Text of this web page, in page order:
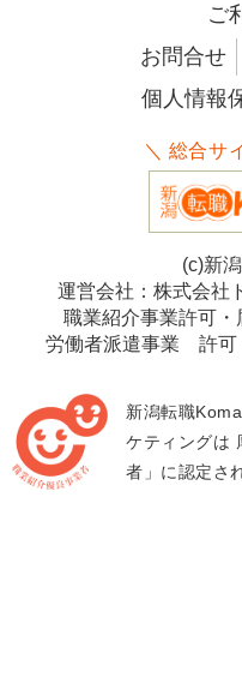
ご
お問合せ
個人情報
＼ 総合サ
(c)新
運営会社：株式会社
職業紹介事業許可
労働者派遣事業 許可
新潟転職
ケティングは
者」に認定さ